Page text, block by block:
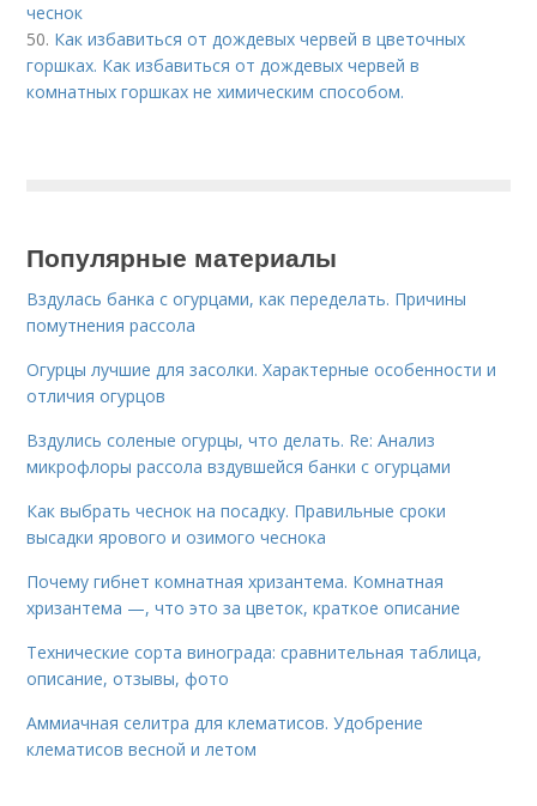
чеснок
50. Как избавиться от дождевых червей в цветочных
горшках. Как избавиться от дождевых червей в
комнатных горшках не химическим способом.
Популярные материалы
Вздулась банка с огурцами, как переделать. Причины
помутнения рассола
Огурцы лучшие для засолки. Характерные особенности и
отличия огурцов
Вздулись соленые огурцы, что делать. Re: Анализ
микрофлоры рассола вздувшейся банки с огурцами
Как выбрать чеснок на посадку. Правильные сроки
высадки ярового и озимого чеснока
Почему гибнет комнатная хризантема. Комнатная
хризантема —, что это за цветок, краткое описание
Технические сорта винограда: сравнительная таблица,
описание, отзывы, фото
Аммиачная селитра для клематисов. Удобрение
клематисов весной и летом